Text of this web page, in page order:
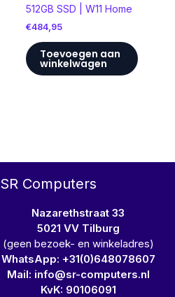
512GB SSD | W11 Home
€484,95
Toevoegen aan
winkelwagen
SR Computers
Nazarethstraat 33
5021 VV Tilburg
(geen bezoek- en winkeladres)
WhatsApp: +31(0)648078607
Mail: info@sr-computers.nl
KvK: 90106091